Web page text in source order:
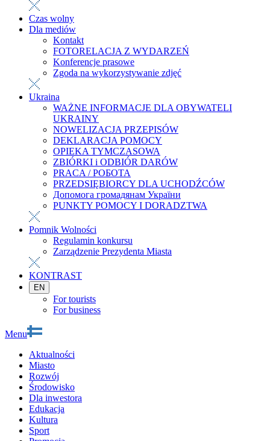
Czas wolny
Dla mediów
Kontakt
FOTORELACJA Z WYDARZEŃ
Konferencje prasowe
Zgoda na wykorzystywanie zdjęć
Ukraina
WAŻNE INFORMACJE DLA OBYWATELI
UKRAINY
NOWELIZACJA PRZEPISÓW
DEKLARACJA POMOCY
OPIEKA TYMCZASOWA
ZBIÓRKI i ODBIÓR DARÓW
PRACA / РОБОТА
PRZEDSIĘBIORCY DLA UCHODŹCÓW
Допомога громадянам України
PUNKTY POMOCY I DORADZTWA
Pomnik Wolności
Regulamin konkursu
Zarządzenie Prezydenta Miasta
KONTRAST
EN
For tourists
For business
Menu
Aktualności
Miasto
Rozwój
Środowisko
Dla inwestora
Edukacja
Kultura
Sport